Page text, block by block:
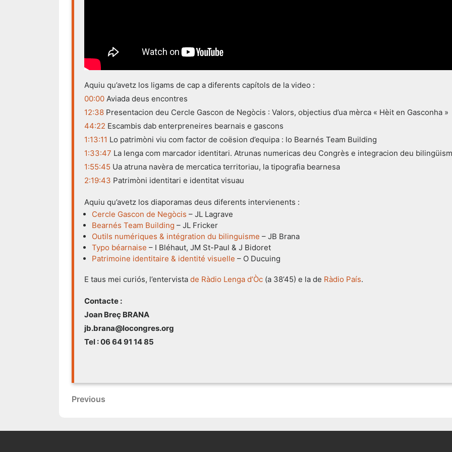
Aquiu qu’avetz los ligams de cap a diferents capítols de la video :
00:00 Aviada deus encontres
12:38 Presentacion deu Cercle Gascon de Negòcis : Valors, objectius d’ua mèrca « Hèit en Gasconha »
44:22 Escambis dab enterpreneires bearnais e gascons
1:13:11 Lo patrimòni viu com factor de coësion d’equipa : lo Bearnés Team Building
1:33:47 La lenga com marcador identitari. Atrunas numericas deu Congrès e integracion deu
1:55:45 Ua atruna navèra de mercatica territoriau, la tipografia bearnesa
2:19:43 Patrimòni identitari e identitat visuau
Aquiu qu’avetz los diaporamas deus diferents intervienents :
Cercle Gascon de Negòcis – JL Lagrave
Bearnés Team Building – JL Fricker
Outils numériques & intégration du bilinguisme – JB Brana
Typo béarnaise – I Bléhaut, JM St-Paul & J Bidoret
Patrimoine identitaire & identité visuelle – O Ducuing
E taus mei curiós, l’entervista de Ràdio Lenga d’Òc (a 38’45) e la de Ràdio País.
Contacte :
Joan Breç BRANA
jb.brana@locongres.org
Tel : 06 64 91 14 85
Navigacion
articles
Previous
Previous